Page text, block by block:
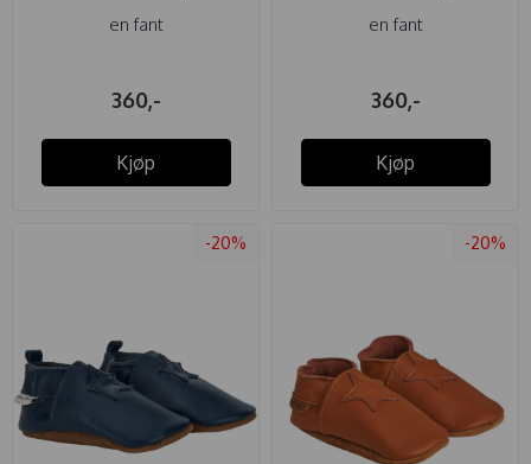
ANIMAL ...
en fant
360,-
Kjøp
ANIMAL ...
en fant
360,-
Kjøp
-20% -20%